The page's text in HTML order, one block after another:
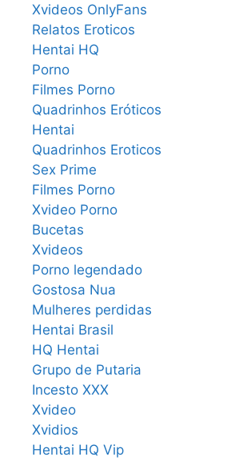
Xvideos OnlyFans
Relatos Eroticos
Hentai HQ
Porno
Filmes Porno
Quadrinhos Eróticos
Hentai
Quadrinhos Eroticos
Sex Prime
Filmes Porno
Xvideo Porno
Bucetas
Xvideos
Porno legendado
Gostosa Nua
Mulheres perdidas
Hentai Brasil
HQ Hentai
Grupo de Putaria
Incesto XXX
Xvideo
Xvidios
Hentai HQ Vip